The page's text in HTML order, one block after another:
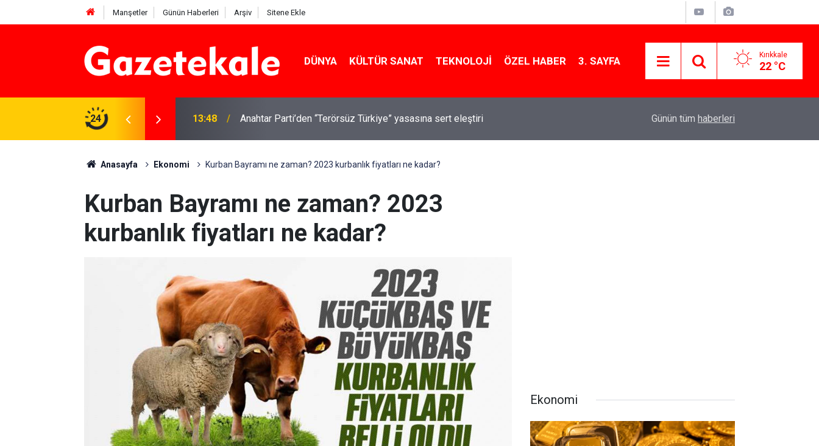
Manşetler Günün Haberleri Arşiv Sitene Ekle
DÜNYA KÜLTÜR SANAT TEKNOLOJI ÖZEL HABER 3. SAYFA Kırıkkale
22 °C
24
Beyaz Listeden aday 13:48 Anahtar Parti’den “Terörsüz Türkiye” yasasına sert eleştiri Kırıkkale’de hayvan hastalıklarına karşı
Günün tüm haberleri
Anasayfa Ekonomi Kurban Bayramı ne zaman? 2023 kurbanlık fiyatları ne kadar?
Kurban Bayramı ne zaman? 2023
kurbanlık fiyatları ne kadar?
Ekonomi